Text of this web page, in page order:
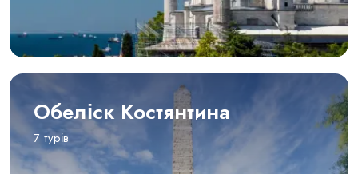
Обеліск Костянтина
7 турів